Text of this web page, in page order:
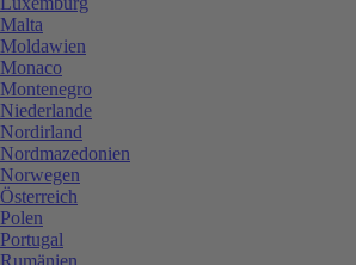
Malta
Moldawien
Monaco
Montenegro
Niederlande
Nordirland
Nordmazedonien
Norwegen
Österreich
Polen
Portugal
Rumänien